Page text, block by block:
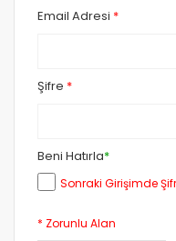
Email Adresi *
Şifre *
Beni Hatırla*
Sonraki Girişimde
* Zorunlu Alan